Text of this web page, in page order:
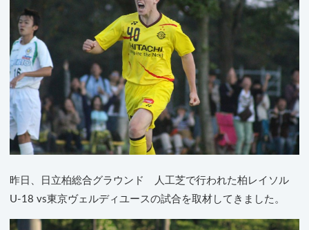
昨日、日立柏総合グラウンド 人工芝で行われた柏レイソル
U-18 vs東京ヴェルディユースの試合を取材してきました。